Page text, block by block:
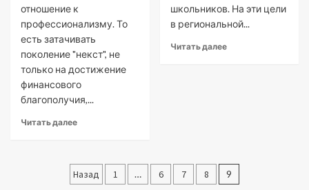
отношение к
профессионализму. То
есть затачивать
поколение "некст", не
только на достижение
финансового
благополучия,...
Читать далее
школьников. На эти цели
в региональной...
Читать далее
Пагинация
Назад 1 … 6 7 8 9